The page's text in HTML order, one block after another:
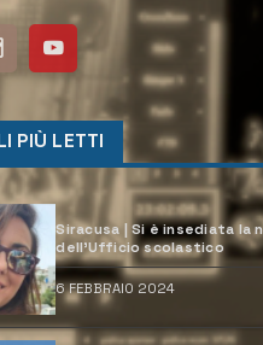
PIÙ LETTI
Siracusa | Si è insediata la
dell’Ufficio scolastico
6 FEBBRAIO 2024